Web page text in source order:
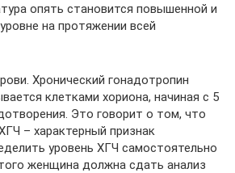
опять становится повышенной и
на протяжении всей
Хронический гонадотропин
клетками хориона, начиная с 5
Это говорит о том, что
– характерный признак
уровень ХГЧ самостоятельно
женщина должна сдать анализ